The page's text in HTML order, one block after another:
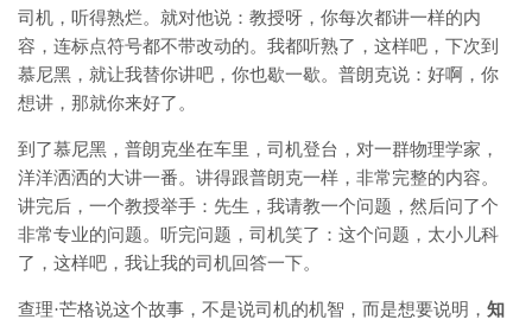
司机，听得熟烂。就对他说：教授呀，你每次都讲一样的内
容，连标点符号都不带改动的。我都听熟了，这样吧，下次到
慕尼黑，就让我替你讲吧，你也歇一歇。普朗克说：好啊，你
想讲，那就你来好了。
到了慕尼黑，普朗克坐在车里，司机登台，对一群物理学家，
洋洋洒洒的大讲一番。讲得跟普朗克一样，非常完整的内容。
讲完后，一个教授举手：先生，我请教一个问题，然后问了个
非常专业的问题。听完问题，司机笑了：这个问题，太小儿科
了，这样吧，我让我的司机回答一下。
查理·芒格说这个故事，不是说司机的机智，而是想要说明， 知